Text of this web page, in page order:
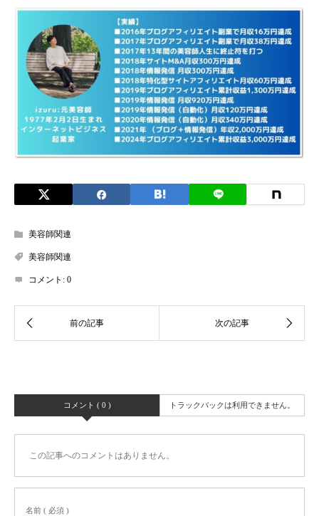
美容師関連
美容師関連
コメント: 0
コメント ( 0 ) トラックバックは利用できません。
この記事へのコメントはありません。
名前 ( 必須 )